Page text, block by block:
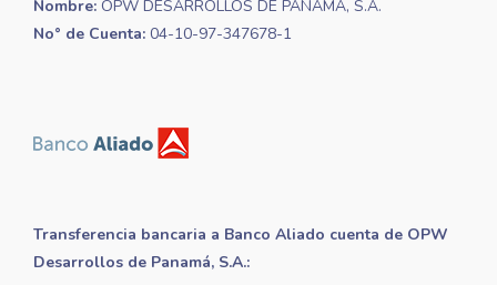
Nombre: OPW DESARROLLOS DE PANAMÁ, S.A.
No° de Cuenta: 04-10-97-347678-1
Transferencia bancaria a Banco Aliado cuenta de OPW
Desarrollos de Panamá, S.A.: